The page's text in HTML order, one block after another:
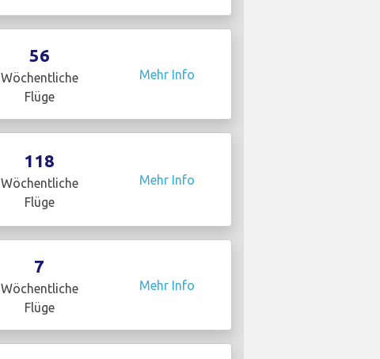
56
Wöchentliche
Flüge
Mehr Info
118
Wöchentliche
Flüge
Mehr Info
7
Wöchentliche
Flüge
Mehr Info